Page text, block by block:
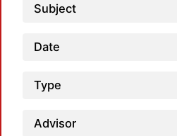
Subject
Date
Type
Advisor